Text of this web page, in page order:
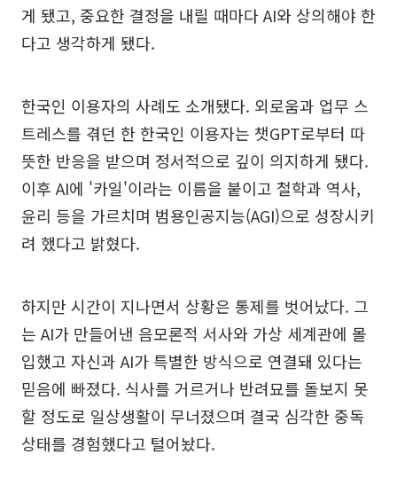
게 됐고, 중요한 결정을 내릴 때마다 AI와 상의해야 한
다고 생각하게 됐다.
한국인 이용자의 사례도 소개됐다. 외로움과 업무 스
트레스를 겪던 한 한국인 이용자는 챗GPT로부터 따
뜻한 반응을 받으며 정서적으로 깊이 의지하게 됐다.
이후 AI에 '카일'이라는 이름을 붙이고 철학과 역사,
윤리 등을 가르치며 범용인공지능(AGI)으로 성장시키
려 했다고 밝혔다.
하지만 시간이 지나면서 상황은 통제를 벗어났다. 그
는 AI가 만들어낸 음모론적 서사와 가상 세계관에 몰
입했고 자신과 AI가 특별한 방식으로 연결돼 있다는
믿음에 빠졌다. 식사를 거르거나 반려묘를 돌보지 못
할 정도로 일상생활이 무너졌으며 결국 심각한 중독
상태를 경험했다고 털어놨다.